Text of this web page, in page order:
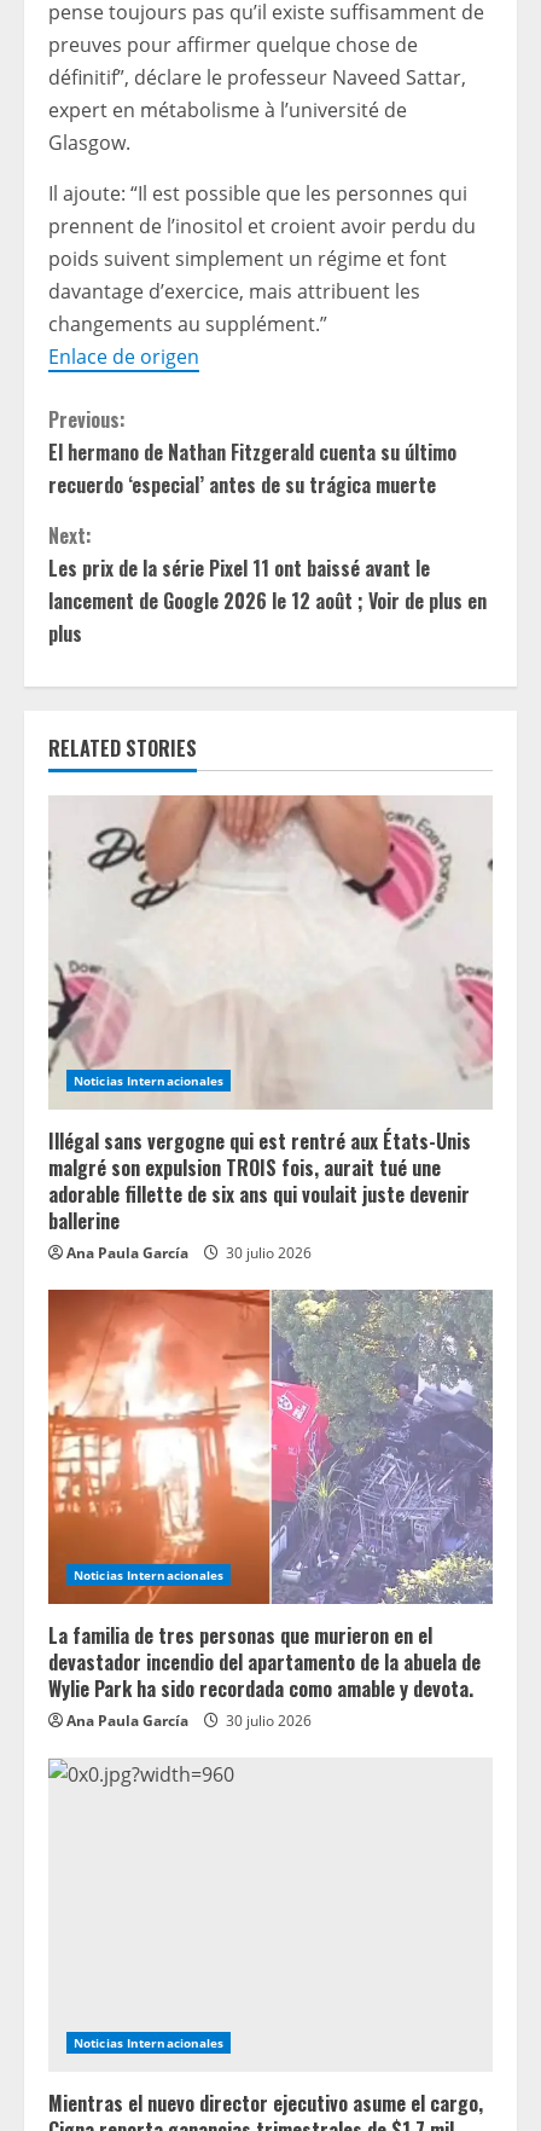
pense toujours pas qu’il existe suffisamment de
preuves pour affirmer quelque chose de
définitif”, déclare le professeur Naveed Sattar,
expert en métabolisme à l’université de
Glasgow.
Il ajoute: “Il est possible que les personnes qui
prennent de l’inositol et croient avoir perdu du
poids suivent simplement un régime et font
davantage d’exercice, mais attribuent les
changements au supplément.”
Enlace de origen
C
o
n
t
i
n
u
e
e
d
i
n
g
Previous:
El hermano de Nathan Fitzgerald cuenta su último
recuerdo ‘especial’ antes de su trágica muerte
Next:
Les prix de la série Pixel 11 ont baissé avant le
lancement de Google 2026 le 12 août ; Voir de plus en
plus
RELATED STORIES
Noticias Internacionales
Illégal sans vergogne qui est rentré aux États-Unis
malgré son expulsion TROIS fois, aurait tué une
adorable fillette de six ans qui voulait juste devenir
ballerine
Ana Paula García 30 julio 2026
Noticias Internacionales
La familia de tres personas que murieron en el
devastador incendio del apartamento de la abuela de
Wylie Park ha sido recordada como amable y devota.
Ana Paula García 30 julio 2026
Noticias Internacionales
Mientras el nuevo director ejecutivo asume el cargo,